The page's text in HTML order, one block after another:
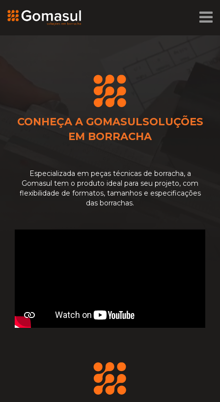
CONHEÇA A GOMASULSOLUÇÕES
EM BORRACHA
Especializada em peças técnicas de borracha, a
Gomasul tem o produto ideal para seu projeto, com
flexibilidade de formatos, tamanhos e especificações
das borrachas.